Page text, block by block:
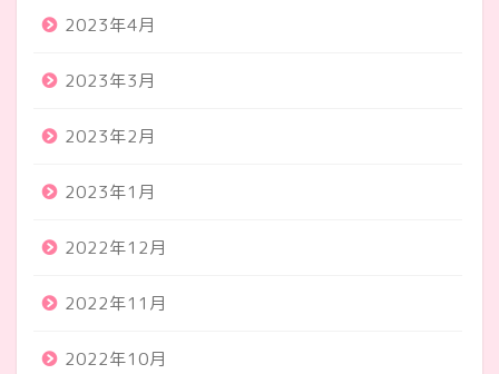
2023年4月
2023年3月
2023年2月
2023年1月
2022年12月
2022年11月
2022年10月